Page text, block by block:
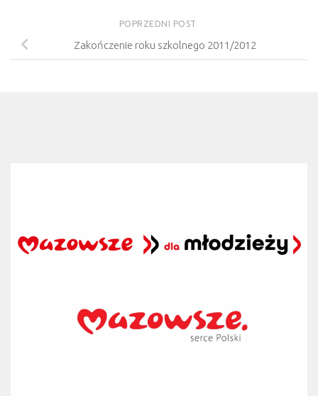
POPRZEDNI POST
Zakończenie roku szkolnego 2011/2012